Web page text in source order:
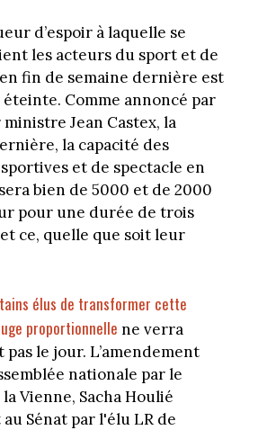
d’espoir à laquelle se
les acteurs du sport et de
fin de semaine dernière est
éteinte. Comme annoncé par
Jean Castex, la
la capacité des
et de spectacle en
bien de 5000 et de 2000
pour une durée de trois
ce, quelle que soit leur
élus de transformer cette
proportionnelle ne verra
le jour. L’amendement
nationale par le
Vienne, Sacha Houlié
au Sénat par l'élu LR de